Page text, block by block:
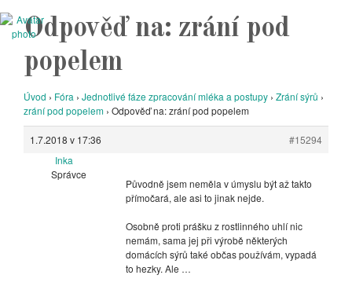
Odpověď na: zrání pod
popelem
Úvod › Fóra › Jednotlivé fáze zpracování mléka a postupy › Zrání sýrů ›
zrání pod popelem › Odpověď na: zrání pod popelem
1.7.2018 v 17:36
#15294
Inka
Správce
Původně jsem neměla v úmyslu být až takto
přímočará, ale asi to jinak nejde.
Osobně proti prášku z rostlinného uhlí nic
nemám, sama jej při výrobě některých
domácích sýrů také občas používám, vypadá
to hezky. Ale …